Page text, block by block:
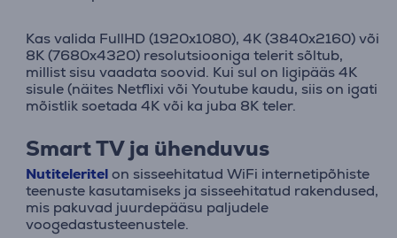
Kas valida FullHD (1920x1080), 4K (3840x2160) või
8K (7680x4320) resolutsiooniga telerit sõltub,
millist sisu vaadata soovid. Kui sul on ligipääs 4K
sisule (näites Netflixi või Youtube kaudu, siis on igati
mõistlik soetada 4K või ka juba 8K teler.
Smart TV ja ühenduvus
Nutiteleritelon sisseehitatud WiFi internetipõhiste
teenuste kasutamiseks ja sisseehitatud rakendused,
mis pakuvad juurdepääsu paljudele
voogedastusteenustele.